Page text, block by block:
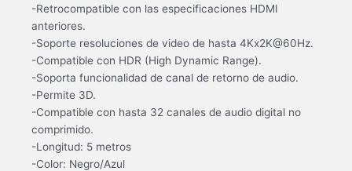
-Retrocompatible con las especificaciones HDMI
anteriores.
-Soporte resoluciones de video de hasta 4Kx2K@60Hz.
-Compatible con HDR (High Dynamic Range).
-Soporta funcionalidad de canal de retorno de audio.
-Permite 3D.
-Compatible con hasta 32 canales de audio digital no
comprimido.
-Longitud: 5 metros
-Color: Negro/Azul